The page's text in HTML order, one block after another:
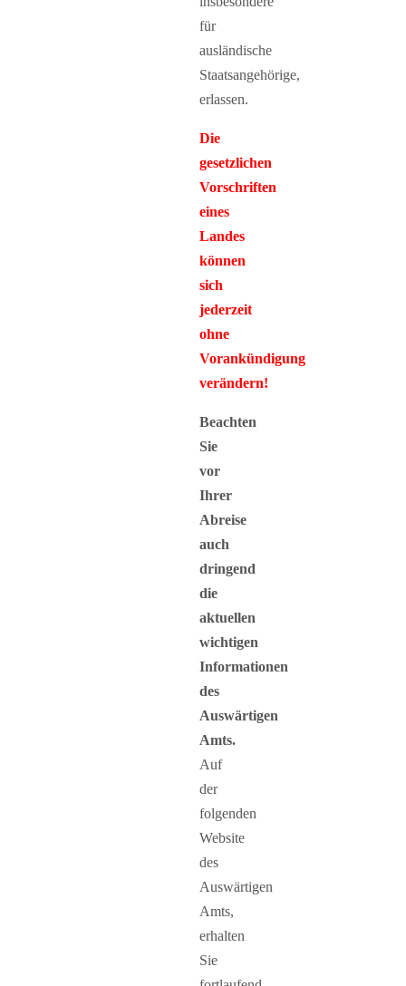
für
ausländische
Staatsangehörige,
erlassen.
Die
gesetzlichen
Vorschriften
eines
Landes
können
sich
jederzeit
ohne
Vorankündigung
verändern!
Beachten
Sie
vor
Ihrer
Abreise
auch
dringend
die
aktuellen
wichtigen
Informationen
des
Auswärtigen
Amts.
Auf
der
folgenden
Website
des
Auswärtigen
Amts,
erhalten
Sie